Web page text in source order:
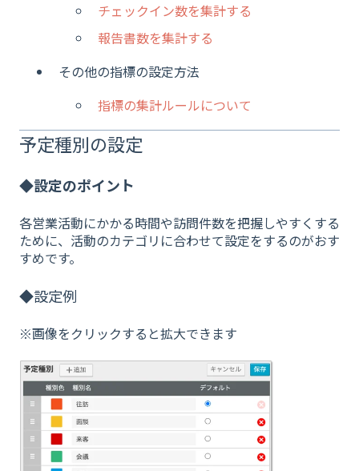
チェックイン数を集計する
報告書数を集計する
その他の指標の設定方法
指標の集計ルールについて
予定種別の設定
◆設定のポイント
各営業活動にかかる時間や訪問件数を把握しやすくする
ために、活動のカテゴリに合わせて設定をするのがおす
すめです。
◆設定例
※画像をクリックすると拡大できます